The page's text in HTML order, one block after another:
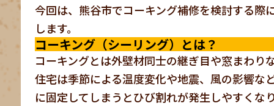
今回は、熊谷市でコーキング補修を検討する際
します。
コーキング（シーリング）とは？
コーキングとは外壁材同士の継ぎ目や窓まわり
住宅は季節による温度変化や地震、風の影響な
に固定してしまうとひび割れが発生しやすくな